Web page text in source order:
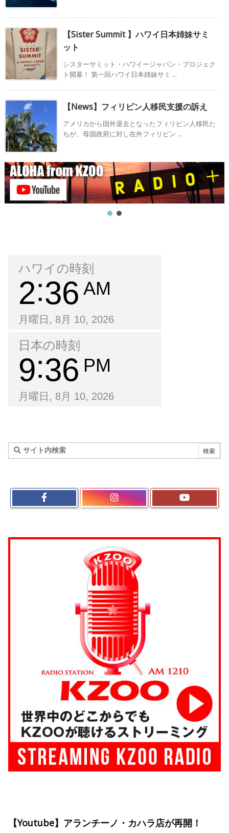
【Sister Summit 】ハワイ日本姉妹サミ
ット
シスターサミット・ハワイージャパン・プロジェク
ト開幕！ 第一回ハワイ日本姉妹サミ ...
【News】フィリピン人移民支援の訴え
アメリカから国外退去となったフィリピン人移民た
ちが、母国政府に対し在外フィリピン ...
ハワイの時刻
2 36 AM
月曜日, 8月 10, 2026
日本の時刻
9 36 PM
月曜日, 8月 10, 2026
【Youtube】アランチーノ・カハラ店が再開！